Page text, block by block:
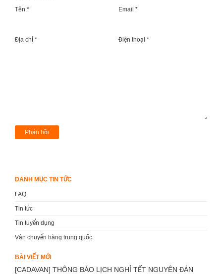
Tên *
Email *
Địa chỉ * Điện thoại *
DANH MỤC TIN TỨC
FAQ
Tin tức
Tin tuyển dụng
Vận chuyển hàng trung quốc
BÀI VIẾT MỚI
[CADAVAN] THÔNG BÁO LỊCH NGHỈ TẾT NGUYÊN ĐÁN